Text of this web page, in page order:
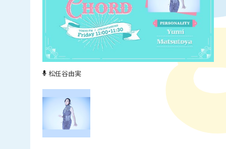
松任谷由実